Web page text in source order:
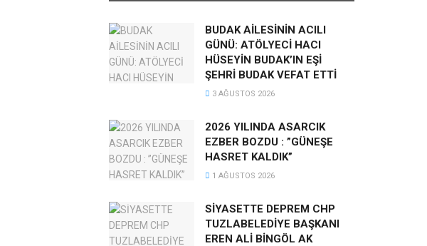
BUDAK AİLESİNİN ACILI
GÜNÜ: ATÖLYECİ HACI
HÜSEYİN BUDAK’IN EŞİ
ŞEHRİ BUDAK VEFAT ETTİ
3 AĞUSTOS 2026
2026 YILINDA ASARCIK
EZBER BOZDU : ”GÜNEŞE
HASRET KALDIK”
1 AĞUSTOS 2026
SİYASETTE DEPREM CHP
TUZLABELEDİYE BAŞKANI
EREN ALİ BİNGÖL AK